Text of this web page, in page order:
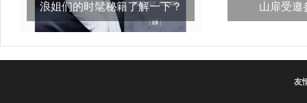
浪姐们的时髦秘籍了解一下？ 山扉受邀
友